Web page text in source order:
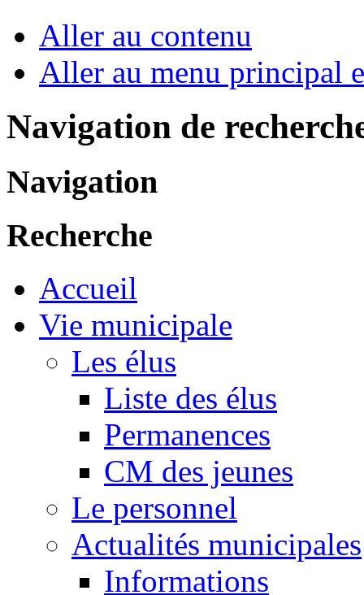
Aller au contenu
Aller au menu principal
Navigation de
Navigation
Recherche
Accueil
Vie municipale
Les élus
Liste des élus
Permanences
CM des jeunes
Le personnel
Actualités municipales
Informations